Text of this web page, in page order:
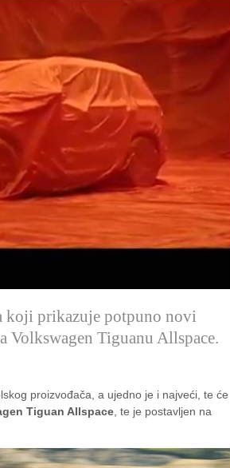
koji prikazuje potpuno novi
Volkswagen Tiguanu Allspace.
proizvođača, a ujedno je i najveći, te će
Tiguan Allspace , te je postavljen na